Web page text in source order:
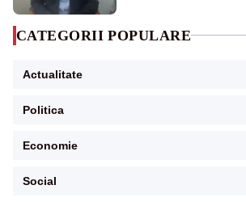
CATEGORII POPULARE
Actualitate
Politica
Economie
Social